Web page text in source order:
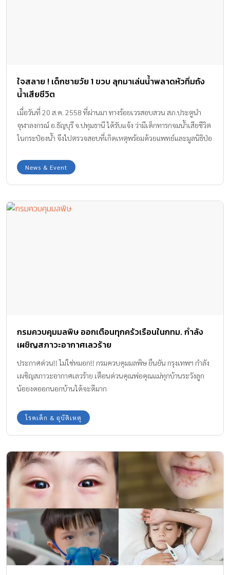
ใจสลาย ! เด็กชายวัย 1 ขวบ ลุกมาเล่นน้ำพลาดหัวทิ่มถัง
น้ำเสียชีวิต
เมื่อวันที่ 20 ส.ค. 2558 ที่ผ่านมา ทางร้อยเวรสอบสวน สภ.ประตูนำ
จุฬาลงกรณ์ อ.ธัญบุรี จ.ปทุมธานี ได้รับแจ้ง ว่ามีเด็กทารกจมน้ำเสียชีวิต
ในกระป๋องน้ำ จึงไปตรวจสอบที่เกิดเหตุพร้อมด้วยแพทย์และมูลนิธิป่อ
ทิ่มลงไปในถังน้ำแบบกระป๋องหูหิ้วพลาสติกสีฟ้า ภายในบรรจุน้ำไว้สูง
ประมาณ 14 ซม. สภาพเปลือยกาย โดยผู้เป็นยายของเด็กชายเล่าว่า
เนื่องจากพ่อและแม่เด็กไม่อยู่บ้าน ออกไปทำงาน ซึ่งมีฐานะยากจนโดย
ตนและหลานทั้งสองจะนอนอยู่ข้างๆ กันตลอด โดยไม่รู้ว่าเด็กชายต้น
น้อยของคุณไปได้ ขอขอบคุณที่มาของข่าวและภาพจาก
: www.khaosod.co.th
News & Event
กรมควบคุมมลพิษ ออกเตือนทุกครัวเรือนในกทม. กำลัง
เผชิญสภาวะอากาศเลวร้าย
ประกาศด่วน!! ไม่ใช่หมอก!! กรมควบคุมมลพิษ ยืนยัน กรุงเทพฯ กำลัง
เผชิญสภาวะอากาศเลวร้าย เตือนด่วนคุณพ่อคุณแม่ทุกบ้านระวังลูก
น้อยงดออกนอกบ้านได้จะดีมาก
โรคเด็ก & อุบัติเหตุ